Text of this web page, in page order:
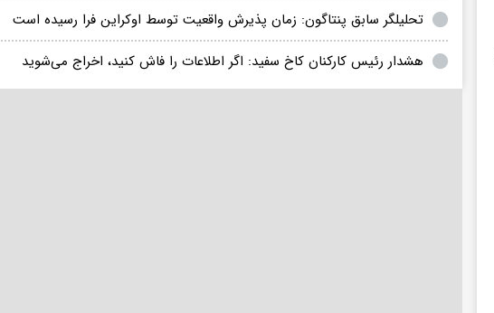
تحلیلگر سابق پنتاگون: زمان پذیرش واقعیت توسط اوکراین فرا رسیده است
هشدار رئیس کارکنان کاخ سفید: اگر اطلاعات را فاش کنید، اخراج می‌شوید